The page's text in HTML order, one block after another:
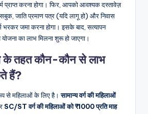
प्राप्त करना होगा। फिर, आपको आवश्यक दस्तावेज़
जाति प्रमाण पत्र (यदि लागू हो) और निवास
भरकर जमा करना होगा। इसके बाद, सत्यापन
का लाभ मिलना शुरू हो जाएगा।
के तहत कौन-कौन से लाभ
हैं?
से महिलाओं के लिए है।सामान्य वर्ग की महिलाओं
SC/ST वर्ग की महिलाओं को ₹1000 प्रति माह